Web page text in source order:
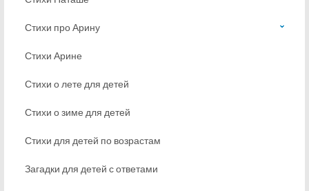
Стихи про Арину
Стихи Арине
Стихи о лете для детей
Стихи о зиме для детей
Стихи для детей по возрастам
Загадки для детей с ответами